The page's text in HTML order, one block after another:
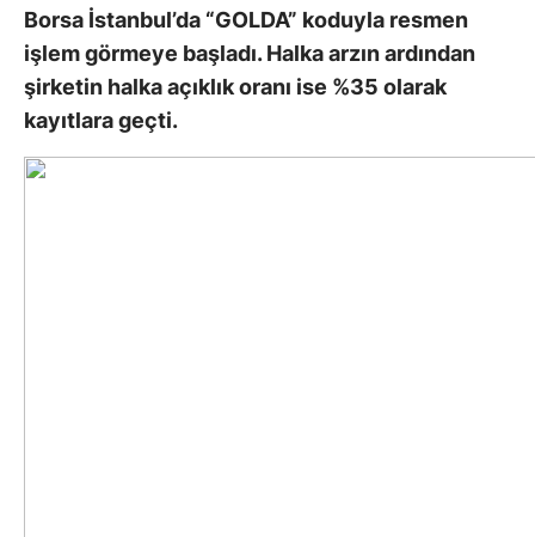
Borsa İstanbul’da “GOLDA” koduyla resmen
işlem görmeye başladı. Halka arzın ardından
şirketin halka açıklık oranı ise %35 olarak
kayıtlara geçti.